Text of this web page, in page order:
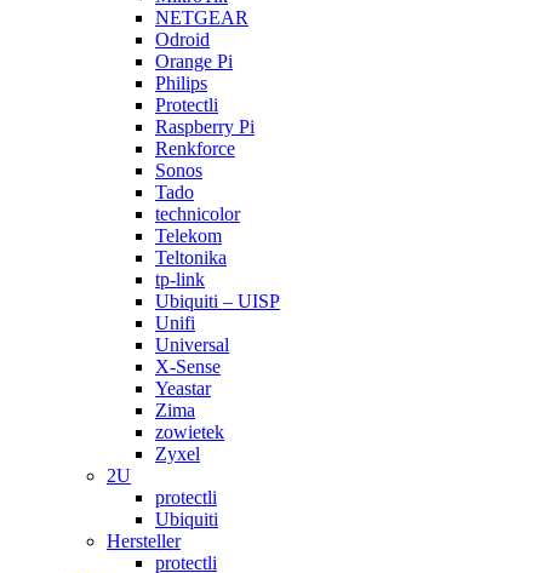
NETGEAR
Odroid
Orange Pi
Philips
Protectli
Raspberry Pi
Renkforce
Sonos
Tado
technicolor
Telekom
Teltonika
tp-link
Ubiquiti – UISP
Unifi
Universal
X-Sense
Yeastar
Zima
zowietek
Zyxel
2U
protectli
Ubiquiti
Hersteller
protectli